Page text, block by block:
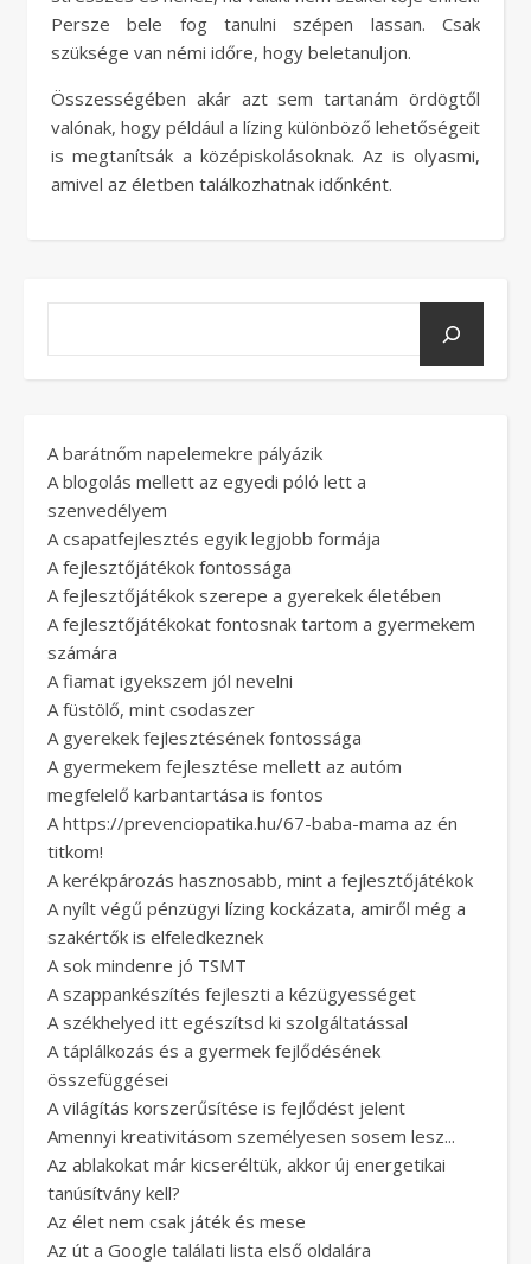
Persze bele fog tanulni szépen lassan. Csak
szüksége van némi időre, hogy beletanuljon.
Összességében akár azt sem tartanám ördögtől
valónak, hogy például a lízing különböző lehetőségeit
is megtanítsák a középiskolásoknak. Az is olyasmi,
amivel az életben találkozhatnak időnként.
A barátnőm napelemekre pályázik
A blogolás mellett az egyedi póló lett a
szenvedélyem
A csapatfejlesztés egyik legjobb formája
A fejlesztőjátékok fontossága
A fejlesztőjátékok szerepe a gyerekek életében
A fejlesztőjátékokat fontosnak tartom a gyermekem
számára
A fiamat igyekszem jól nevelni
A füstölő, mint csodaszer
A gyerekek fejlesztésének fontossága
A gyermekem fejlesztése mellett az autóm
megfelelő karbantartása is fontos
A https://prevenciopatika.hu/67-baba-mama az én
titkom!
A kerékpározás hasznosabb, mint a fejlesztőjátékok
A nyílt végű pénzügyi lízing kockázata, amiről még a
szakértők is elfeledkeznek
A sok mindenre jó TSMT
A szappankészítés fejleszti a kézügyességet
A székhelyed itt egészítsd ki szolgáltatással
A táplálkozás és a gyermek fejlődésének
összefüggései
A világítás korszerűsítése is fejlődést jelent
Amennyi kreativitásom személyesen sosem lesz...
Az ablakokat már kicseréltük, akkor új energetikai
tanúsítvány kell?
Az élet nem csak játék és mese
Az út a Google találati lista első oldalára